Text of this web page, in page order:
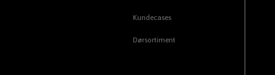
Kundecases
Dørsortiment